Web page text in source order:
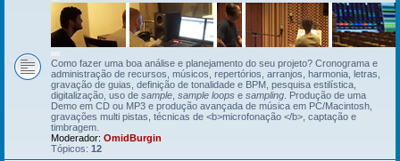
Como fazer uma boa análise e planejamento do seu projeto? Cronograma e
administração de recursos, músicos, repertórios, arranjos, harmonia, letras,
gravação de guias, definição de tonalidade e BPM, pesquisa estilística,
digitalização, uso de sample sample loops e sampling . Produção de uma
Demo em CD ou MP3 e produção avançada de música em PC/Macintosh,
gravações multi pistas, técnicas de <b>microfonação </b>, captação e
timbragem.
Moderador: OmidBurgin
Tópicos: 12